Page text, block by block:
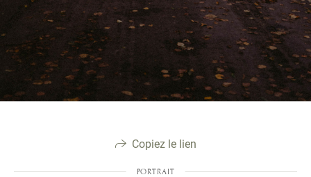
Copiez le lien
PORTRAIT